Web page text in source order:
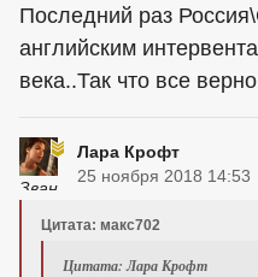
Последний раз
английским
века..Так что все
Лара Крофт
25 ноября 2018 14:53
Цитата: макс702
Цитата: Лара Крофт